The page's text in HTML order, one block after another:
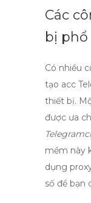
Các
bị
Có nhiều
tạo acc
thiết bị.
được ưa
mềm này
dụng
số để bạn